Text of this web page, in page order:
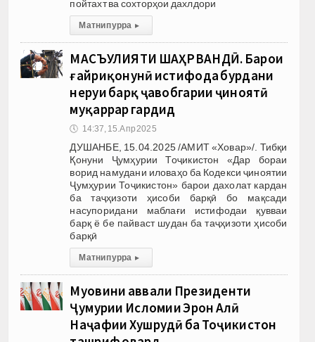
пойтахт ва сохторҳои дахлдори
Матни пурра ▸
МАСЪУЛИЯТИ ШАҲРВАНДӢ. Барои
ғайриқонунӣ истифода бурдани
неруи барқ ҷавобгарии ҷиноятӣ
муқаррар гардид
🕔 14:37, 15.Апр 2025
ДУШАНБЕ, 15.04.2025 /АМИТ «Ховар»/. Тибқи
Қонуни Ҷумҳурии Тоҷикистон «Дар бораи
ворид намудани иловаҳо ба Кодекси ҷиноятии
Ҷумҳурии Тоҷикистон» барои дахолат кардан
ба таҷҳизоти ҳисоби барқӣ бо мақсади
насупоридани маблағи истифодаи қувваи
барқ ё бе пайваст шудан ба таҷҳизоти ҳисоби
барқӣ
Матни пурра ▸
Муовини аввали Президенти
Ҷумҳурии Исломии Эрон Алӣ
Наҷафии Хушрудӣ ба Тоҷикистон